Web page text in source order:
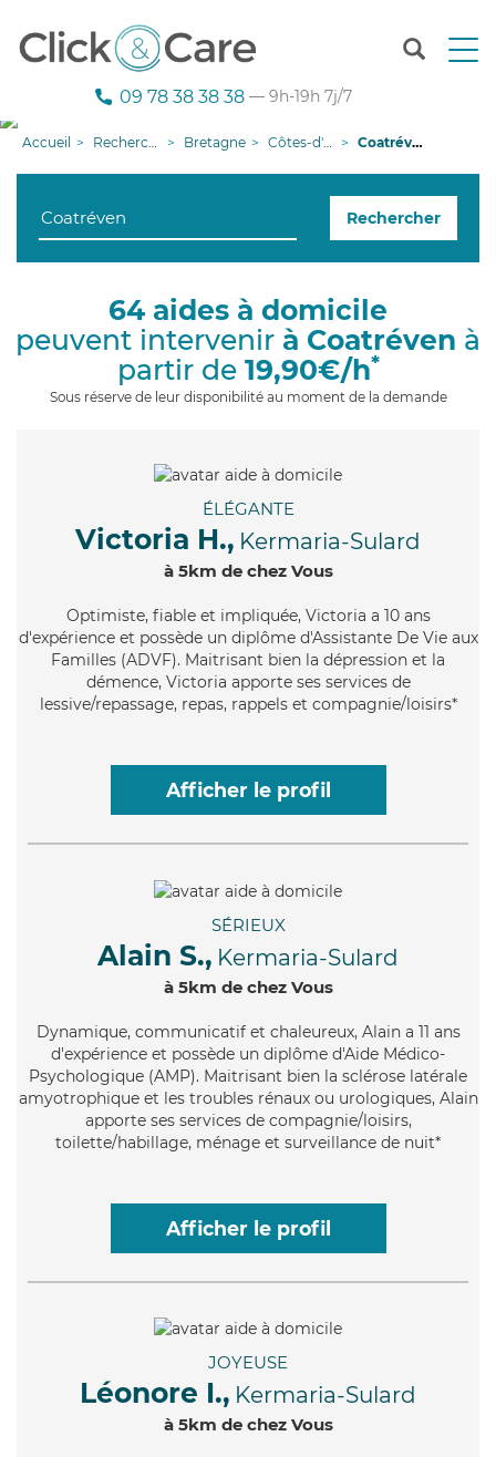
T
n
g
i
09 78 38 38 38 — 9h-19h 7j/7
Accueil Recherche aide à domicile Bretagne Côtes-d'armor Coatréven
Rechercher
64 aides à domicile
peuvent intervenir à Coatréven à
partir de 19,90€/h*
Sous réserve de leur disponibilité au moment de la demande
ÉLÉGANTE
Victoria H., Kermaria-Sulard
à 5km de chez Vous
Optimiste, fiable et impliquée, Victoria a 10 ans
d'expérience et possède un diplôme d'Assistante De Vie aux
Familles (ADVF). Maitrisant bien la dépression et la
démence, Victoria apporte ses services de
lessive/repassage, repas, rappels et compagnie/loisirs*
Afficher le profil
SÉRIEUX
Alain S., Kermaria-Sulard
à 5km de chez Vous
Dynamique, communicatif et chaleureux, Alain a 11 ans
d'expérience et possède un diplôme d'Aide Médico-
Psychologique (AMP). Maitrisant bien la sclérose latérale
amyotrophique et les troubles rénaux ou urologiques, Alain
apporte ses services de compagnie/loisirs,
toilette/habillage, ménage et surveillance de nuit*
Afficher le profil
JOYEUSE
Léonore I., Kermaria-Sulard
à 5km de chez Vous